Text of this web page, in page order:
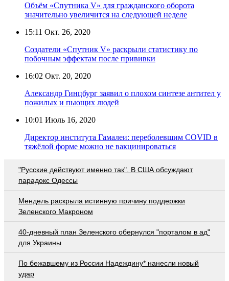
Объём «Спутника V» для гражданского оборота
значительно увеличится на следующей неделе
15:11 Окт. 26, 2020
Создатели «Спутник V» раскрыли статистику по
побочным эффектам после прививки
16:02 Окт. 20, 2020
Александр Гинцбург заявил о плохом синтезе антител у
пожилых и пьющих людей
10:01 Июль 16, 2020
Директор института Гамалеи: переболевшим COVID в
тяжёлой форме можно не вакцинироваться
"Русские действуют именно так". В США обсуждают
парадокс Одессы
Мендель раскрыла истинную причину поддержки
Зеленского Макроном
40-дневный план Зеленского обернулся "порталом в ад"
для Украины
По бежавшему из России Надеждину* нанесли новый
удар